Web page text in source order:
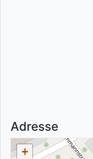
Adresse
+